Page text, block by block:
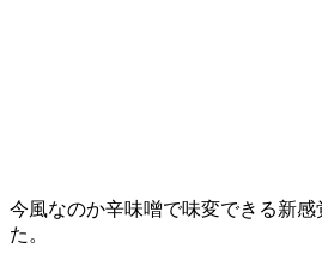
今風なのか辛味噌で味変できる新
た。